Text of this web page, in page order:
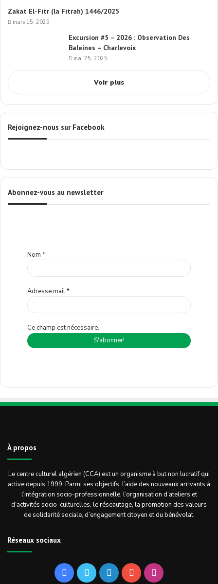
Zakat El-Fitr (la Fitrah) 1446/2025
mars 15, 2025
Excursion #5 – 2026 : Observation Des
Baleines – Charlevoix
mai 25, 2025
Voir plus
Rejoignez-nous sur Facebook
Abonnez-vous au newsletter
Nom *
Adresse mail*
Ce champ est nécessaire.
À propos
Le centre culturel algérien (CCA) est un organisme à but non lucratif qui
active depuis 1999. Parmi ses objectifs, l’aide des nouveaux arrivants à
l’intégration socio-professionnelle, l’organisation d’ateliers et
d’activités socio-culturelles, le réseautage, la promotion des valeurs
de solidarité sociale, d’engagement citoyen et du bénévolat.
Réseaux sociaux
FacebookTwitterLinkedinYouTubeInstagram